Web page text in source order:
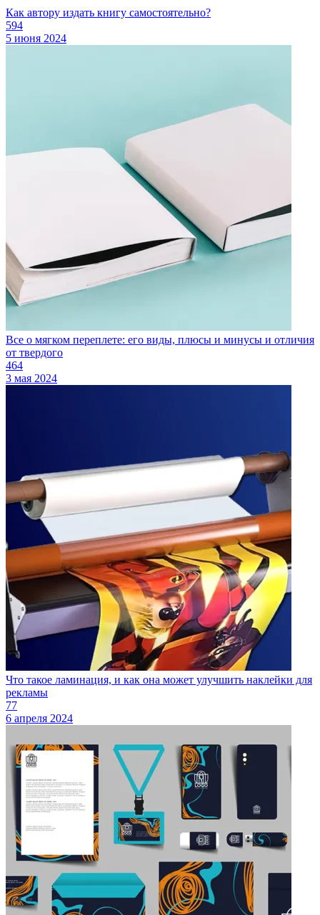
Как автору издать книгу самостоятельно?
594
5 июня 2024
Все о мягком переплете: его виды, плюсы и минусы и отличия
от твердого
464
3 мая 2024
Что такое ламинация, и как она может улучшить наклейки для
рекламы
77
6 апреля 2024